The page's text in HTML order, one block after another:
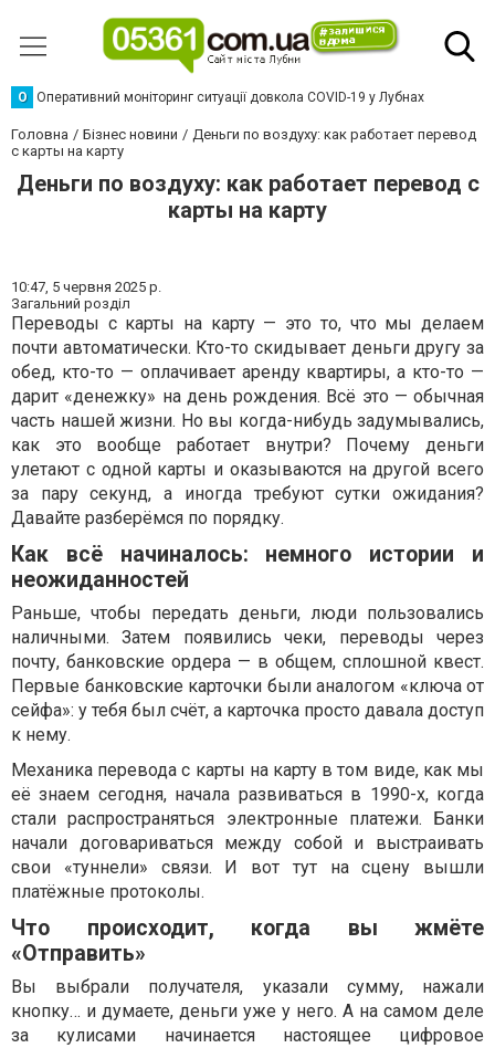
О Оперативний моніторинг ситуації довкола COVID-19 у Лубнах
Головна Бізнес новини
Деньги по воздуху: как работает перевод
с карты на карту
Деньги по воздуху: как работает перевод с
карты на карту
10:47, 5 червня 2025 р.
Загальний розділ
Переводы с карты на карту — это то, что мы делаем
почти автоматически. Кто-то скидывает деньги другу за
обед, кто-то — оплачивает аренду квартиры, а кто-то —
дарит «денежку» на день рождения. Всё это — обычная
часть нашей жизни. Но вы когда-нибудь задумывались,
как это вообще работает внутри? Почему деньги
улетают с одной карты и оказываются на другой всего
за пару секунд, а иногда требуют сутки ожидания?
Давайте разберёмся по порядку.
Как всё начиналось: немного истории и
неожиданностей
Раньше, чтобы передать деньги, люди пользовались
наличными. Затем появились чеки, переводы через
почту, банковские ордера — в общем, сплошной квест.
Первые банковские карточки были аналогом «ключа от
сейфа»: у тебя был счёт, а карточка просто давала доступ
к нему.
Механика перевода с карты на карту в том виде, как мы
её знаем сегодня, начала развиваться в 1990-х, когда
стали распространяться электронные платежи. Банки
начали договариваться между собой и выстраивать
свои «туннели» связи. И вот тут на сцену вышли
платёжные протоколы.
Что происходит, когда вы жмёте
«Отправить»
Вы выбрали получателя, указали сумму, нажали
кнопку… и думаете, деньги уже у него. А на самом деле
за кулисами начинается настоящее цифровое